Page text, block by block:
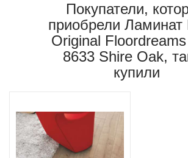
Покупатели,
приобрели Ламинат
Original
8633 Shire Oak,
купили